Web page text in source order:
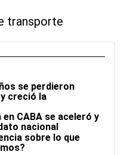
transporte
se perdieron
creció la
CABA se aceleró y
nacional
sobre lo que